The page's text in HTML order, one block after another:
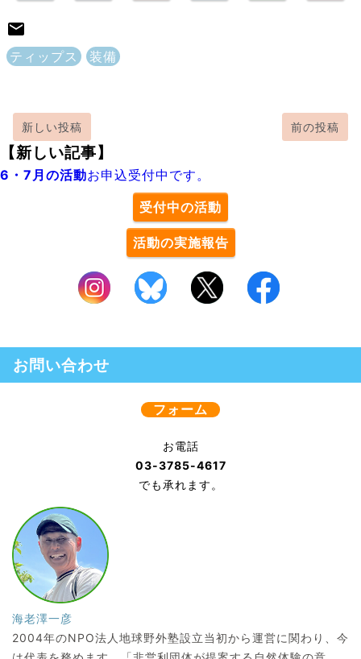
ティップス 装備
新しい投稿 前の投稿
【新しい記事】
6・7月の活動お申込受付中です。
受付中の活動
活動の実施報告
お問い合わせ
フォーム
お電話
03-3785-4617
でも承れます。
海老澤一彦
2004年のNPO法人地球野外塾設立当初から運営に関わり、今